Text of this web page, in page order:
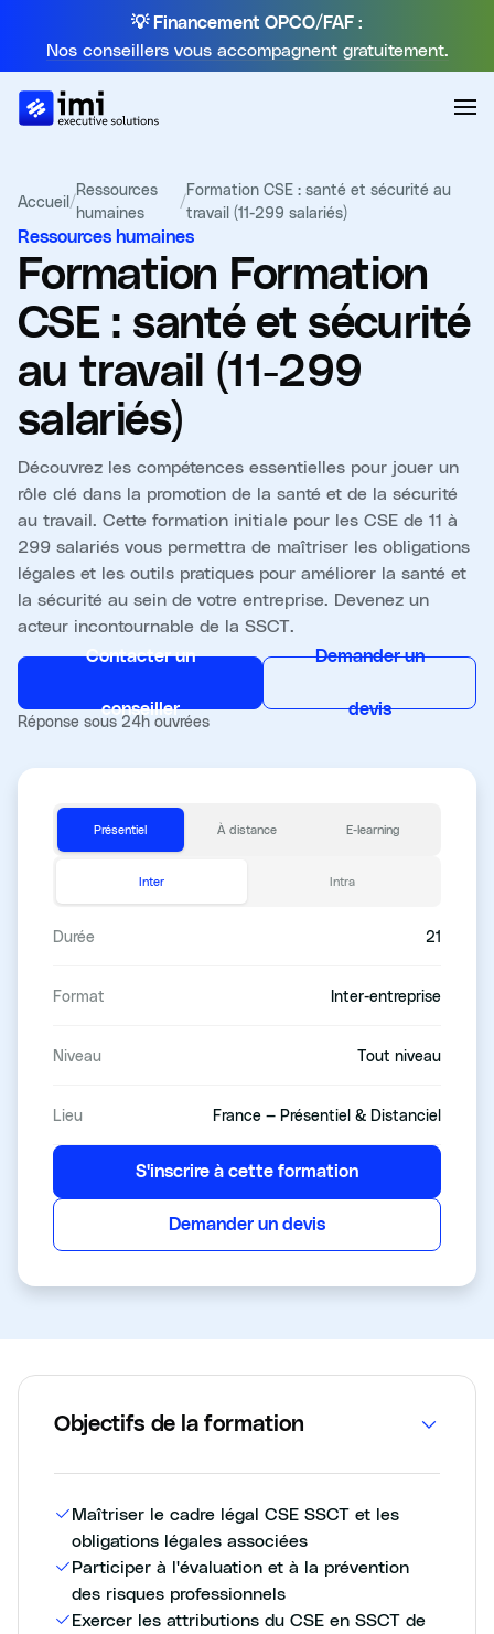
💡 Financement OPCO/FAF :
Nos conseillers vous accompagnent gratuitement.
Accueil/
Ressources
humaines
/
Formation CSE : santé et sécurité au
travail (11-299 salariés)
Ressources humaines
Formation Formation
CSE : santé et sécurité
au travail (11-299
salariés)
Découvrez les compétences essentielles pour jouer un
rôle clé dans la promotion de la santé et de la sécurité
au travail. Cette formation initiale pour les CSE de 11 à
299 salariés vous permettra de maîtriser les obligations
légales et les outils pratiques pour améliorer la santé et
la sécurité au sein de votre entreprise. Devenez un
acteur incontournable de la SSCT.
Contacter un
conseiller
Demander un
devis
Réponse sous 24h ouvrées
Présentiel À distance E-learning
Inter Intra
Durée 21
Format Inter-entreprise
Niveau Tout niveau
Lieu France — Présentiel & Distanciel
S'inscrire à cette formation
Demander un devis
Objectifs de la formation
Maîtriser le cadre légal CSE SSCT et les
obligations légales associées
Participer à l'évaluation et à la prévention
des risques professionnels
Exercer les attributions du CSE en SSCT de